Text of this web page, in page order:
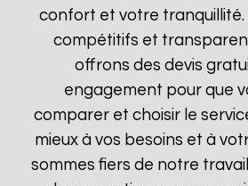
confort et votre tranquillité.
compétitifs et
offrons des devis
engagement pour que
comparer et choisir le
mieux à vos besoins et à
sommes fiers de notre